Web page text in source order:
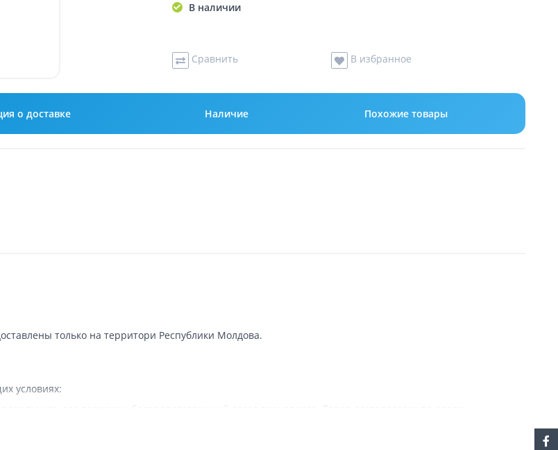
В наличии
Сравнить В избранное
о доставке Наличие Похожие товары
только на территори Республики Молдова.
условиях:
пункта, где возможен беспрепятственный заезд транспорта. Товар доставляется по адресу